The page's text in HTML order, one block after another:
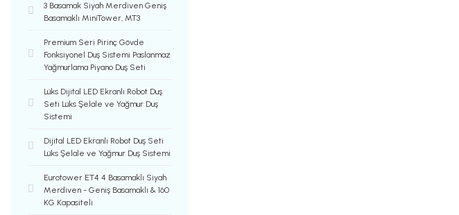
3 Basamak Siyah Merdiven Geniş
Basamaklı MiniTower, MT3
Premium Seri Pirinç Gövde
Fonksiyonel Duş Sistemi Paslanmaz
Yağmurlama Piyano Duş Seti
Lüks Dijital LED Ekranlı Robot Duş
Seti Lüks Şelale ve Yağmur Duş
Sistemi
Dijital LED Ekranlı Robot Duş Seti
Lüks Şelale ve Yağmur Duş Sistemi
Eurotower ET4 4 Basamaklı Siyah
Merdiven - Geniş Basamaklı & 160
KG Kapasiteli